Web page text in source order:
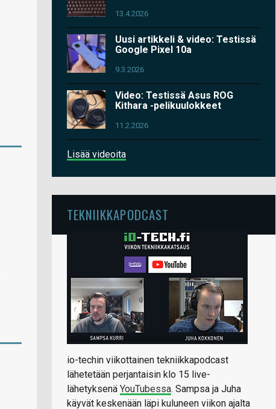
13.4.2026
Uusi artikkeli & video: Testissä
Google Pixel 10a
9.3.2026
Video: Testissä Asus ROG
Kithara -pelikuulokkeet
11.2.2026
Lisää videoita
TEKNIIKKAPODCAST
io-techin viikottainen tekniikkapodcast
lähetetään perjantaisin klo 15 live-
lähetyksenä YouTubessa. Sampsa ja Juha
käyvät keskenään läpi kuluneen viikon ajalta